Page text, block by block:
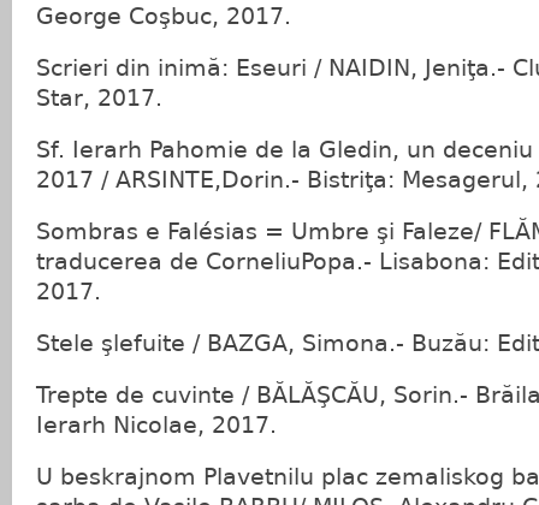
George Coşbuc, 2017.
Scrieri din inimă: Eseuri / NAIDIN, Jeniţa.-
Star, 2017.
Sf. Ierarh Pahomie de la Gledin, un
2017 / ARSINTE,Dorin.- Bistriţa: Mesagerul,
Sombras e Falésias = Umbre şi Faleze/
traducerea de CorneliuPopa.- Lisabona:
2017.
Stele şlefuite / BAZGA, Simona.- Buzău:
Trepte de cuvinte / BĂLĂŞCĂU, Sorin.-
Ierarh Nicolae, 2017.
U beskrajnom Plavetnilu plac zemaliskog